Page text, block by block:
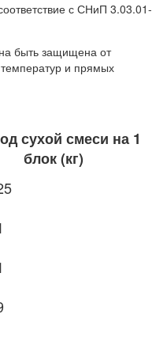
с СНиП 3.03.01-
быть защищена от
и прямых
сухой смеси на 1
блок (кг)